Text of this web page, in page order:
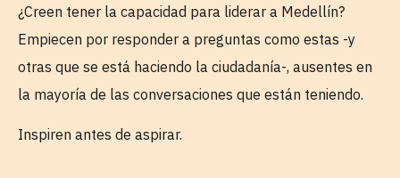
¿Creen tener la capacidad para liderar a Medellín?
Empiecen por responder a preguntas como estas -y
otras que se está haciendo la ciudadanía-, ausentes en
la mayoría de las conversaciones que están teniendo.
Inspiren antes de aspirar.